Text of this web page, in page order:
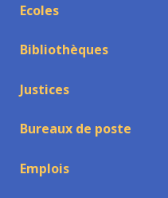
Ecoles
Bibliothèques
Justices
Bureaux de poste
Emplois